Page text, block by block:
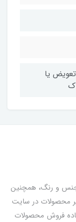
ضمانت تعویض یا
جنس و رنگ، همچنین
محصولات در سایت
فروش محصولات